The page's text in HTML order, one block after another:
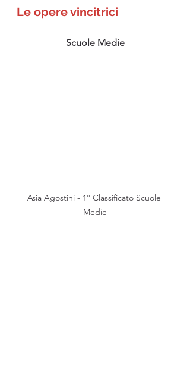
Le opere vincitrici
Scuole Medie
Asia Agostini - 1° Classificato Scuole
Medie